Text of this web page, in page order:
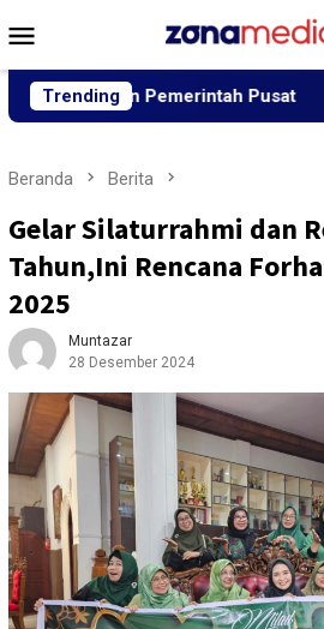
ke
Mobile
Trending
Pemerintah Pusat
Beranda Berita
Gelar Silaturrahmi dan
Tahun,Ini Rencana
2025
Muntazar
28 Desember 2024